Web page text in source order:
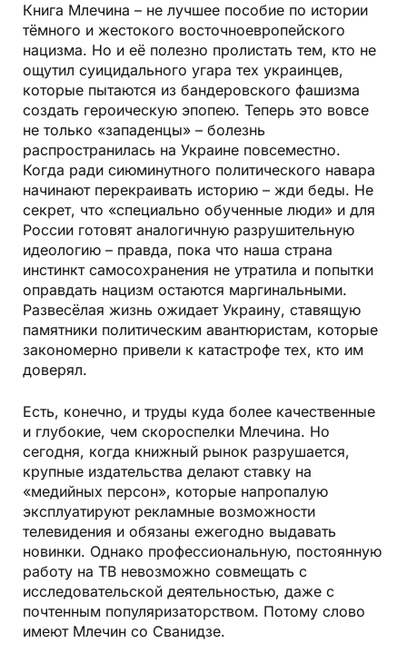
Книга Млечина – не лучшее пособие по истории
тёмного и жестокого восточноевропейского
нацизма. Но и её полезно пролистать тем, кто не
ощутил суицидального угара тех украинцев,
которые пытаются из бандеровского фашизма
создать героическую эпопею. Теперь это вовсе
не только «западенцы» – болезнь
распространилась на Украине повсеместно.
Когда ради сиюминутного политического навара
начинают перекраивать историю – жди беды. Не
секрет, что «специально обученные люди» и для
России готовят аналогичную разрушительную
идеологию – правда, пока что наша страна
инстинкт самосохранения не утратила и попытки
оправдать нацизм остаются маргинальными.
Развесёлая жизнь ожидает Украину, ставящую
памятники политическим авантюристам, которые
закономерно привели к катастрофе тех, кто им
доверял.
Есть, конечно, и труды куда более качественные
и глубокие, чем скороспелки Млечина. Но
сегодня, когда книжный рынок разрушается,
крупные издательства делают ставку на
«медийных персон», которые напропалую
эксплуатируют рекламные возможности
телевидения и обязаны ежегодно выдавать
новинки. Однако профессиональную, постоянную
работу на ТВ невозможно совмещать с
исследовательской деятельностью, даже с
почтенным популяризаторством. Потому слово
имеют Млечин со Сванидзе.